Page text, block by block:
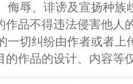
侮辱、诽谤及宣扬种族
作品不得违法侵害他人
一切纠纷由作者或者上
的作品的设计、内容等